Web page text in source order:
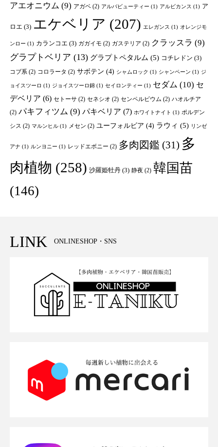
アエオニウム (9) アガベ (2) アルバビューティー (1) アルビカンス (1) ア
ロエ (3) エケベリア (207) エレガンス (1) オレンジモ
ンロー (1) カランコエ (3) ガガイモ (2) ガステリア (2) クラッスラ (9)
グラプトベリア (13) グラプトペタルム (5) コチレドン (3)
コブ系 (2) コロラータ (2) サボテン (4) シャムロック (1) シャンペーン (1) ジ
ョイスツーロ (1) ジョイスツーロ錦 (1) セイロンティー (1) セダム (10) セ
デベリア (6) セトーサ (2) セネシオ (2) センペルビウム (2) ハオルチア
(2) パキフィツム (9) パキベリア (7) ホワイトナイト (1) ポルデン
シス (2) マルンヒル (1) メセン (2) ユーフォルビア (4) ラウィ (5) リンゼ
アナ (1) ルンヨニー (1) レッドエボニー (2) 多肉図鑑 (31) 多
肉植物 (258) 沙羅姫牡丹 (3) 静夜 (2) 韓国苗
(146)
LINK ONLINESHOP・SNS